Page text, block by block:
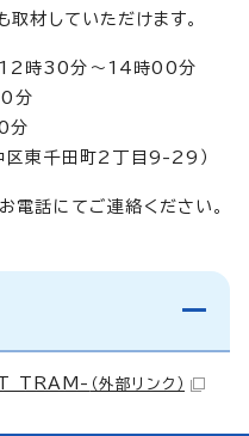
材していただけます。
12時30分～14時00分
分
分
区東千田町2丁目9-29）
電話にてご連絡ください。
TRAM- （外部リンク）